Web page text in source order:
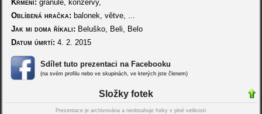
Krmení: granule, konzervy,
Oblíbená hračka: balonek, větve, ...
Jak mi doma říkali: Beluško, Beli, Belo
Datum úmrtí: 4. 2. 2015
Sdílet tuto prezentaci na Facebooku
(na svém profilu nebo ve skupinách, ve kterých jste členem)
Složky fotek
Prezentace je archivována a neobsahuje fotky v plné velikosti